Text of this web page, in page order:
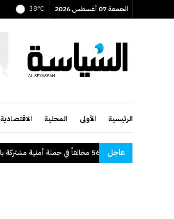
الجمعة 07 أغسطس 2026 38°C
الرئيسية الأولى المحلية الاقتصادية
عاجل